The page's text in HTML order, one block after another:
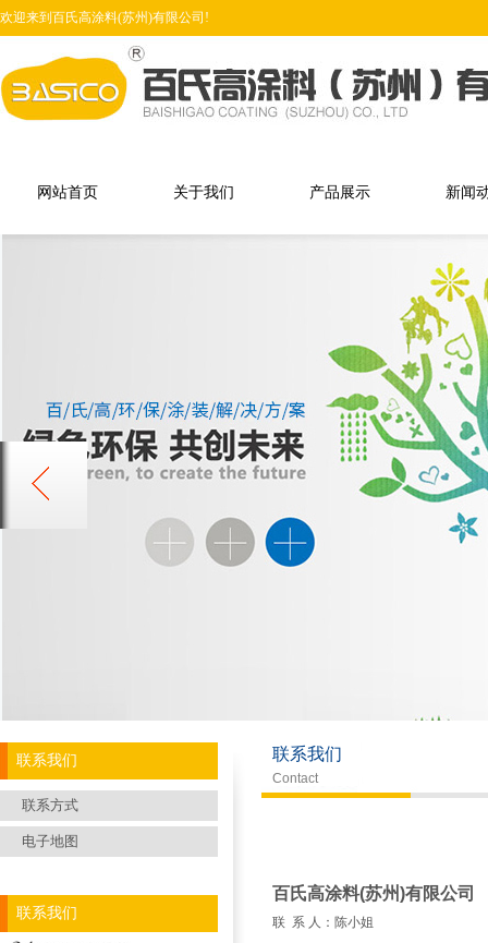
欢迎来到百氏高涂料(苏州)有限公司!
网站首页 关于我们 产品展示 新闻
联系我们
联系方式
电子地图
联系我们
联系我们
Contact
百氏高涂料(苏州)有限公司
联 系 人：陈小姐